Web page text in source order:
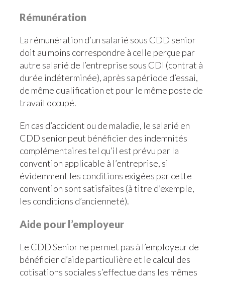
Rémunération
La rémunération d’un salarié sous CDD senior
doit au moins correspondre à celle perçue par
autre salarié de l’entreprise sous CDI (contrat à
durée indéterminée), après sa période d’essai,
de même qualification et pour le même poste de
travail occupé.
En cas d’accident ou de maladie, le salarié en
CDD senior peut bénéficier des indemnités
complémentaires tel qu’il est prévu par la
convention applicable à l’entreprise, si
évidemment les conditions exigées par cette
convention sont satisfaites (à titre d’exemple,
les conditions d’ancienneté).
Aide pour l’employeur
Le CDD Senior ne permet pas à l’employeur de
bénéficier d’aide particulière et le calcul des
cotisations sociales s’effectue dans les mêmes